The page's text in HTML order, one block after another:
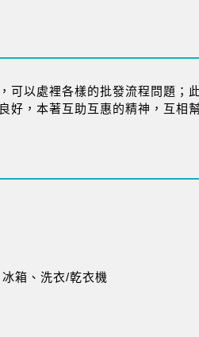
可以處裡各樣的批發流程問題；
好，本著互助互惠的精神，互相
箱、洗衣/乾衣機